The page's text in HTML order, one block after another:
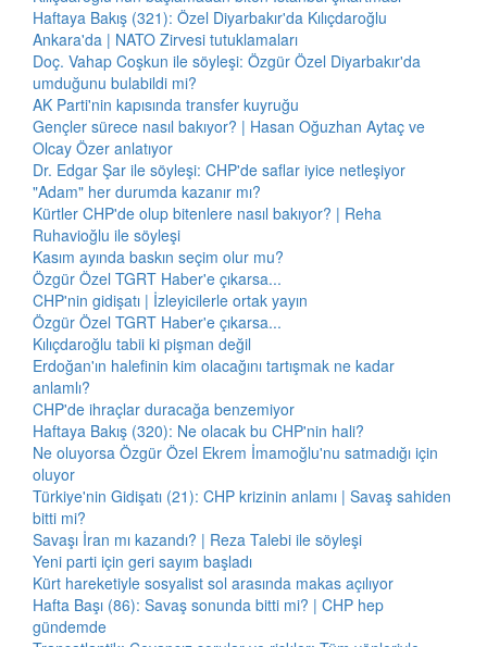
Haftaya Bakış (321): Özel Diyarbakır'da Kılıçdaroğlu
Ankara'da | NATO Zirvesi tutuklamaları
Doç. Vahap Coşkun ile söyleşi: Özgür Özel Diyarbakır'da
umduğunu bulabildi mi?
AK Parti'nin kapısında transfer kuyruğu
Gençler sürece nasıl bakıyor? | Hasan Oğuzhan Aytaç ve
Olcay Özer anlatıyor
Dr. Edgar Şar ile söyleşi: CHP'de saflar iyice netleşiyor
"Adam" her durumda kazanır mı?
Kürtler CHP'de olup bitenlere nasıl bakıyor? | Reha
Ruhavioğlu ile söyleşi
Kasım ayında baskın seçim olur mu?
Özgür Özel TGRT Haber'e çıkarsa...
CHP'nin gidişatı | İzleyicilerle ortak yayın
Özgür Özel TGRT Haber'e çıkarsa...
Kılıçdaroğlu tabii ki pişman değil
Erdoğan'ın halefinin kim olacağını tartışmak ne kadar
anlamlı?
CHP'de ihraçlar duracağa benzemiyor
Haftaya Bakış (320): Ne olacak bu CHP'nin hali?
Ne oluyorsa Özgür Özel Ekrem İmamoğlu'nu satmadığı için
oluyor
Türkiye'nin Gidişatı (21): CHP krizinin anlamı | Savaş sahiden
bitti mi?
Savaşı İran mı kazandı? | Reza Talebi ile söyleşi
Yeni parti için geri sayım başladı
Kürt hareketiyle sosyalist sol arasında makas açılıyor
Hafta Başı (86): Savaş sonunda bitti mi? | CHP hep
gündemde